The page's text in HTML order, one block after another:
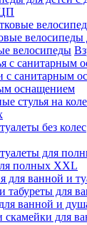
с санитарным
оснащением
полных XXL
для ванной и
ванной и